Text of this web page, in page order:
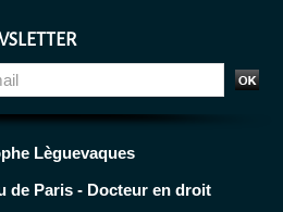
Lèguevaques
de Paris - Docteur en droit